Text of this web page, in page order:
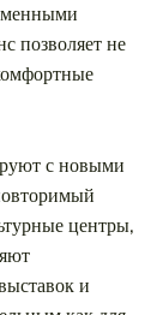
позволяет не
с новыми
центры,
и